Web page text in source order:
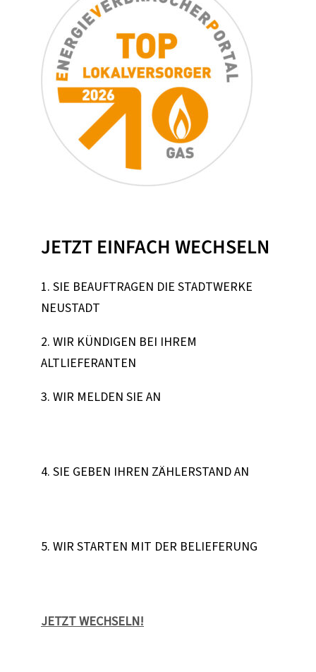
JETZT EINFACH WECHSELN
1. SIE BEAUFTRAGEN DIE STADTWERKE
NEUSTADT
2. WIR KÜNDIGEN BEI IHREM
ALTLIEFERANTEN
3. WIR MELDEN SIE AN
4. SIE GEBEN IHREN ZÄHLERSTAND AN
5. WIR STARTEN MIT DER BELIEFERUNG
JETZT WECHSELN!